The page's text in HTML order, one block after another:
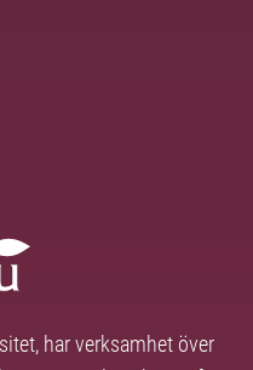
har verksamhet över